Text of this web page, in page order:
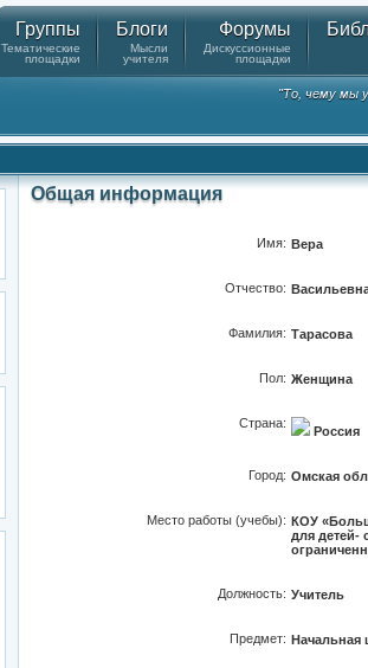
Группы
Тематические
площадки
Блоги
Мысли
учителя
Форумы
Дискуссионные
площадки
"То, чему мы
Общая информация
Имя: Вера
Отчество:
Фамилия: Тарасова
Пол: Женщина
Страна:
Россия
Город: Омская
Место работы (учебы): КОУ
для детей-
Должность: Учитель
Предмет: Начальная